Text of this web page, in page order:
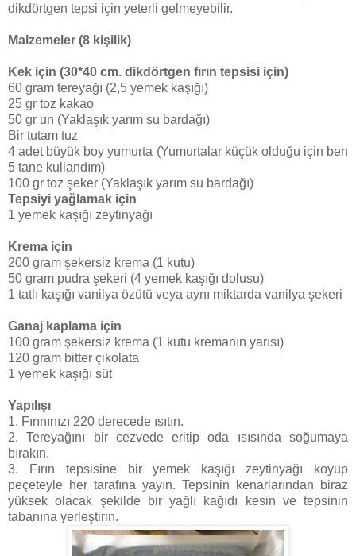
dikdörtgen tepsi için yeterli gelmeyebilir.
Malzemeler (8 kişilik)
Kek için (30*40 cm. dikdörtgen fırın tepsisi için)
60 gram tereyağı (2,5 yemek kaşığı)
25 gr toz kakao
50 gr un (Yaklaşık yarım su bardağı)
Bir tutam tuz
4 adet büyük boy yumurta (Yumurtalar küçük olduğu için ben
5 tane kullandım)
100 gr toz şeker (Yaklaşık yarım su bardağı)
Tepsiyi yağlamak için
1 yemek kaşığı zeytinyağı
Krema için
200 gram şekersiz krema (1 kutu)
50 gram pudra şekeri (4 yemek kaşığı dolusu)
1 tatlı kaşığı vanilya özütü veya aynı miktarda vanilya şekeri
Ganaj kaplama için
100 gram şekersiz krema (1 kutu kremanın yarısı)
120 gram bitter çikolata
1 yemek kaşığı süt
Yapılışı
1. Fırınınızı 220 derecede ısıtın.
2. Tereyağını bir cezvede eritip oda ısısında soğumaya
bırakın.
3. Fırın tepsisine bir yemek kaşığı zeytinyağı koyup
peçeteyle her tarafına yayın. Tepsinin kenarlarından biraz
yüksek olacak şekilde bir yağlı kağıdı kesin ve tepsinin
tabanına yerleştirin.